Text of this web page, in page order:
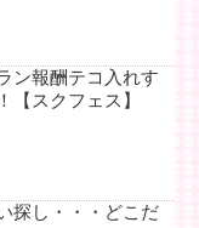
ン報酬テコ入れす
【スクフェス】
探し・・・どこだ